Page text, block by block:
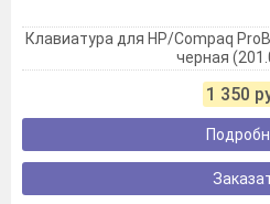
Клавиатура для HP/Compaq
черная
1 350